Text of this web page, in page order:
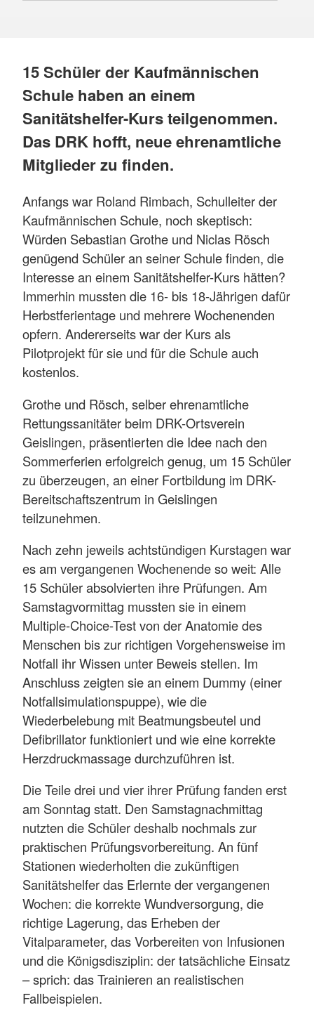
15 Schüler der Kaufmännischen
Schule haben an einem
Sanitätshelfer-Kurs teilgenommen.
Das DRK hofft, neue ehrenamtliche
Mitglieder zu finden.
Anfangs war Roland Rimbach, Schulleiter der
Kaufmännischen Schule, noch skeptisch:
Würden Sebastian Grothe und Niclas Rösch
genügend Schüler an seiner Schule finden, die
Interesse an einem Sanitätshelfer-Kurs hätten?
Immerhin mussten die 16- bis 18-Jährigen dafür
Herbstferientage und mehrere Wochenenden
opfern. Andererseits war der Kurs als
Pilotprojekt für sie und für die Schule auch
kostenlos.
Grothe und Rösch, selber ehrenamtliche
Rettungssanitäter beim DRK-Ortsverein
Geislingen, präsentierten die Idee nach den
Sommerferien erfolgreich genug, um 15 Schüler
zu überzeugen, an einer Fortbildung im DRK-
Bereitschaftszentrum in Geislingen
teilzunehmen.
Nach zehn jeweils achtstündigen Kurstagen war
es am vergangenen Wochenende so weit: Alle
15 Schüler absolvierten ihre Prüfungen. Am
Samstagvormittag mussten sie in einem
Multiple-Choice-Test von der Anatomie des
Menschen bis zur richtigen Vorgehensweise im
Notfall ihr Wissen unter Beweis stellen. Im
Anschluss zeigten sie an einem Dummy (einer
Notfallsimulationspuppe), wie die
Wiederbelebung mit Beatmungsbeutel und
Defibrillator funktioniert und wie eine korrekte
Herzdruckmassage durchzuführen ist.
Die Teile drei und vier ihrer Prüfung fanden erst
am Sonntag statt. Den Samstagnachmittag
nutzten die Schüler deshalb nochmals zur
praktischen Prüfungsvorbereitung. An fünf
Stationen wiederholten die zukünftigen
Sanitätshelfer das Erlernte der vergangenen
Wochen: die korrekte Wundversorgung, die
richtige Lagerung, das Erheben der
Vitalparameter, das Vorbereiten von Infusionen
und die Königsdisziplin: der tatsächliche Einsatz
– sprich: das Trainieren an realistischen
Fallbeispielen.